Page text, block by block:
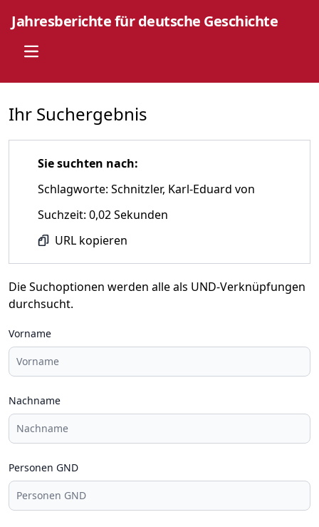
Jahresberichte für deutsche Geschichte
Open main menu
Ihr Suchergebnis
Sie suchten nach:
Schlagworte: Schnitzler, Karl-Eduard von
Suchzeit: 0,02 Sekunden
URL kopieren
Die Suchoptionen werden alle als UND-Verknüpfungen
durchsucht.
Vorname
Nachname
Personen GND